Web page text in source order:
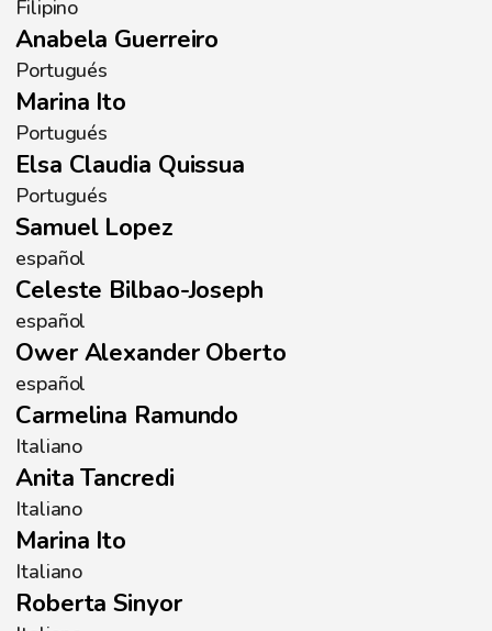
Filipino
Anabela Guerreiro
Portugués
Marina Ito
Portugués
Elsa Claudia Quissua
Portugués
Samuel Lopez
español
Celeste Bilbao-Joseph
español
Ower Alexander Oberto
español
Carmelina Ramundo
Italiano
Anita Tancredi
Italiano
Marina Ito
Italiano
Roberta Sinyor